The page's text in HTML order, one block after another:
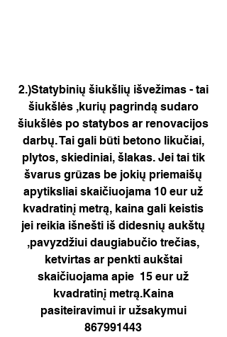
2.)Statybinių šiukšlių išvežimas - tai
šiukšlės ,kurių pagrindą sudaro
šiukšlės po statybos ar renovacijos
darbų. Tai gali būti betono likučiai,
plytos, skiediniai, šlakas. Jei tai tik
švarus grūzas be jokių priemaišų
apytiksliai skaičiuojama 10 eur už
kvadratinį metrą, kaina gali keistis
jei reikia išnešti iš didesnių aukštų
,pavyzdžiui daugiabučio trečias,
ketvirtas ar penkti aukštai
skaičiuojama apie 15 eur už
kvadratinį metrą.Kaina
pasiteiravimui ir užsakymui
867991443